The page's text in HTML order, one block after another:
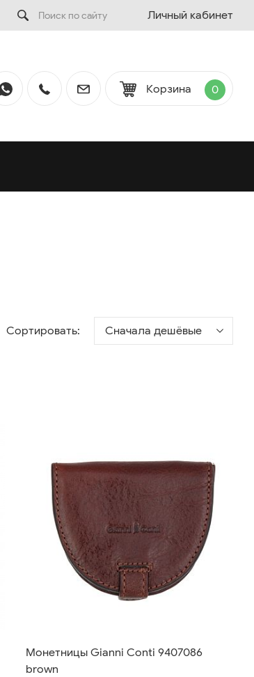
Личный кабинет
Корзина 0
Сортировать: Сначала дешёвые
Монетницы Gianni Conti 9407086
brown